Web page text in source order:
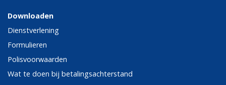
Downloaden
Dienstverlening
Formulieren
Polisvoorwaarden
Wat te doen bij betalingsachterstand